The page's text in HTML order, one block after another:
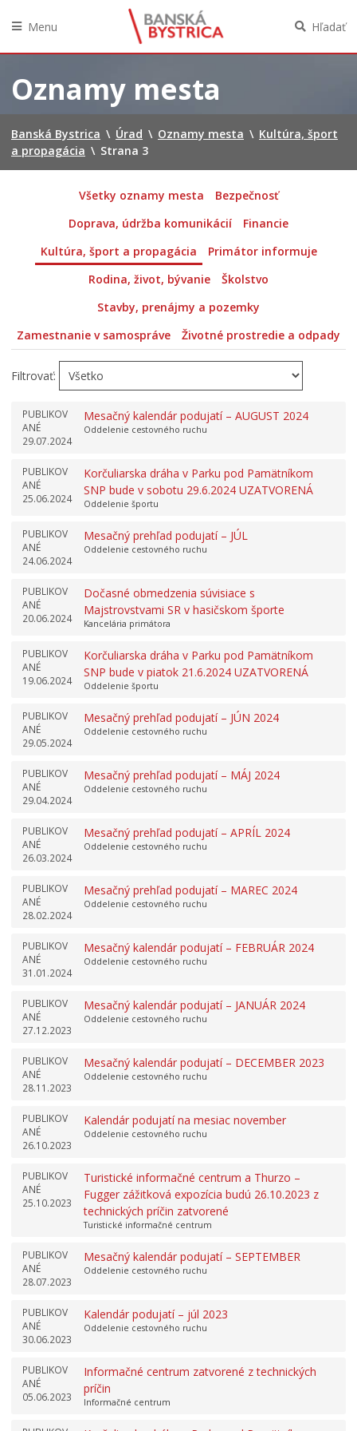
obsah
Menu Hľadať
Oznamy mesta
Banská Bystrica \ Úrad \ Oznamy mesta \ Kultúra, šport
a propagácia \ Strana 3
Všetky oznamy mesta
Bezpečnosť
Doprava, údržba komunikácií
Financie
Kultúra, šport a propagácia
Primátor informuje
Rodina, život, bývanie
Školstvo
Stavby, prenájmy a pozemky
Zamestnanie v samospráve
Životné prostredie a odpady
Filtrovať:
PUBLIKOV
ANÉ
29.07.2024
Mesačný kalendár podujatí – AUGUST 2024
Oddelenie cestovného ruchu
PUBLIKOV
ANÉ
25.06.2024
Korčuliarska dráha v Parku pod Pamätníkom
SNP bude v sobotu 29.6.2024 UZATVORENÁ
Oddelenie športu
PUBLIKOV
ANÉ
24.06.2024
Mesačný prehľad podujatí – JÚL
Oddelenie cestovného ruchu
PUBLIKOV
ANÉ
20.06.2024
Dočasné obmedzenia súvisiace s
Majstrovstvami SR v hasičskom športe
Kancelária primátora
PUBLIKOV
ANÉ
19.06.2024
Korčuliarska dráha v Parku pod Pamätníkom
SNP bude v piatok 21.6.2024 UZATVORENÁ
Oddelenie športu
PUBLIKOV
ANÉ
29.05.2024
Mesačný prehľad podujatí – JÚN 2024
Oddelenie cestovného ruchu
PUBLIKOV
ANÉ
29.04.2024
Mesačný prehľad podujatí – MÁJ 2024
Oddelenie cestovného ruchu
PUBLIKOV
ANÉ
26.03.2024
Mesačný prehľad podujatí – APRÍL 2024
Oddelenie cestovného ruchu
PUBLIKOV
ANÉ
28.02.2024
Mesačný prehľad podujatí – MAREC 2024
Oddelenie cestovného ruchu
PUBLIKOV
ANÉ
31.01.2024
Mesačný kalendár podujatí – FEBRUÁR 2024
Oddelenie cestovného ruchu
PUBLIKOV
ANÉ
27.12.2023
Mesačný kalendár podujatí – JANUÁR 2024
Oddelenie cestovného ruchu
PUBLIKOV
ANÉ
28.11.2023
Mesačný kalendár podujatí – DECEMBER 2023
Oddelenie cestovného ruchu
PUBLIKOV
ANÉ
26.10.2023
Kalendár podujatí na mesiac november
Oddelenie cestovného ruchu
PUBLIKOV
ANÉ
25.10.2023
Turistické informačné centrum a Thurzo –
Fugger zážitková expozícia budú 26.10.2023 z
technických príčin zatvorené
Turistické informačné centrum
PUBLIKOV
ANÉ
28.07.2023
Mesačný kalendár podujatí – SEPTEMBER
Oddelenie cestovného ruchu
PUBLIKOV
ANÉ
30.06.2023
Kalendár podujatí – júl 2023
Oddelenie cestovného ruchu
PUBLIKOV
ANÉ
05.06.2023
Informačné centrum zatvorené z technických
príčin
Informačné centrum